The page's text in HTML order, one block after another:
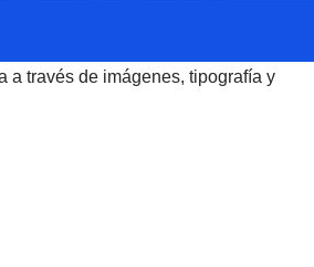
a través de imágenes, tipografía y